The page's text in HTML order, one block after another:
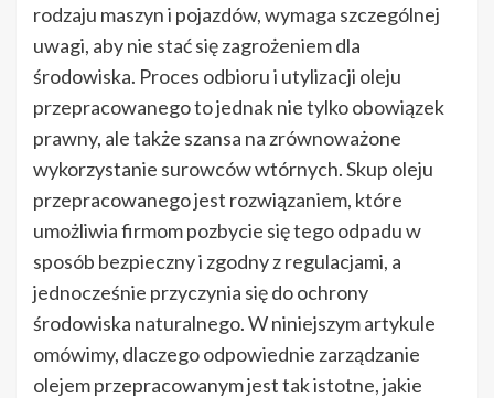
rodzaju maszyn i pojazdów, wymaga szczególnej
uwagi, aby nie stać się zagrożeniem dla
środowiska. Proces odbioru i utylizacji oleju
przepracowanego to jednak nie tylko obowiązek
prawny, ale także szansa na zrównoważone
wykorzystanie surowców wtórnych. Skup oleju
przepracowanego jest rozwiązaniem, które
umożliwia firmom pozbycie się tego odpadu w
sposób bezpieczny i zgodny z regulacjami, a
jednocześnie przyczynia się do ochrony
środowiska naturalnego. W niniejszym artykule
omówimy, dlaczego odpowiednie zarządzanie
olejem przepracowanym jest tak istotne, jakie